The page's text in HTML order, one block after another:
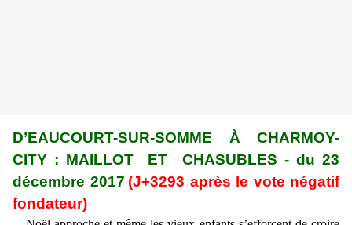
D’EAUCOURT-SUR-SOMME À CHARMOY-
CITY : MAILLOT ET CHASUBLES - du 23
décembre 2017 (J+3293 après le vote négatif
fondateur)